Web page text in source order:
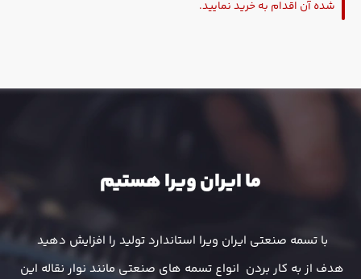
شده آن اقدام به خرید نمایید.
ما ایران ویرا هستیم
با تسمه صنعتی ایران ویرا استاندارد تولید را افزایش دهید